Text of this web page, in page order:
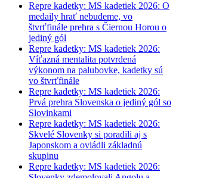
Repre kadetky: MS kadetiek 2026: O
medaily hrať nebudeme, vo
štvrťfinále prehra s Čiernou Horou o
jediný gól
Repre kadetky: MS kadetiek 2026:
Víťazná mentalita potvrdená
výkonom na palubovke, kadetky sú
vo štvrťfinále
Repre kadetky: MS kadetiek 2026:
Prvá prehra Slovenska o jediný gól so
Slovinkami
Repre kadetky: MS kadetiek 2026:
Skvelé Slovenky si poradili aj s
Japonskom a ovládli základnú
skupinu
Repre kadetky: MS kadetiek 2026: